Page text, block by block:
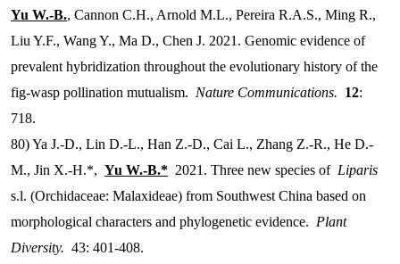
Yu W.-B., Cannon C.H., Arnold M.L., Pereira R.A.S., Ming R.,
Liu Y.F., Wang Y., Ma D., Chen J. 2021. Genomic evidence of
prevalent hybridization throughout the evolutionary history of the
fig-wasp pollination mutualism. Nature Communications. 12:
718.
80) Ya J.-D., Lin D.-L., Han Z.-D., Cai L., Zhang Z.-R., He D.-
M., Jin X.-H.*, Yu W.-B.* 2021. Three new species of Liparis
s.l. (Orchidaceae: Malaxideae) from Southwest China based on
morphological characters and phylogenetic evidence. Plant
Diversity. 43: 401-408.